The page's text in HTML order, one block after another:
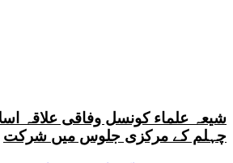
شیعہ علماء کونسل وفاقی علاقہ
چہلم کے مرکزی جلوس میں شرکت